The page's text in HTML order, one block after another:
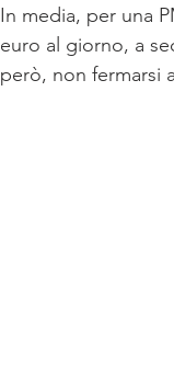
In media, per una
euro al giorno, a
però, non fermarsi